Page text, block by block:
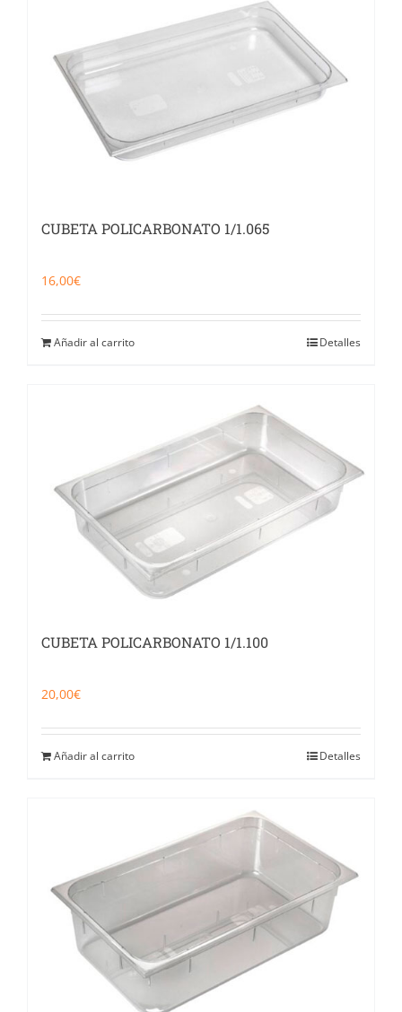
Food Service y Vending
91 629 17 10
CUBETA POLICARBONATO 1/1.065
16,00€
Añadir al carrito Detalles
CUBETA POLICARBONATO 1/1.100
20,00€
Añadir al carrito Detalles